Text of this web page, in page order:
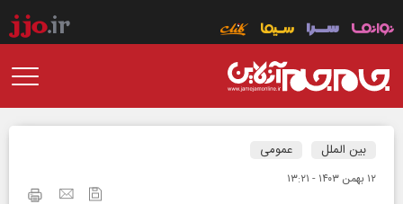
بین الملل عمومی
۱۲ بهمن ۱۴۰۳ - ۱۳:۲۱